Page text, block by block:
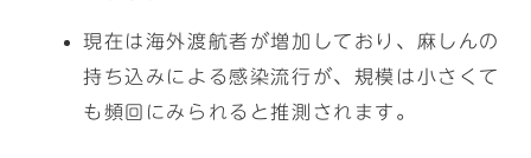
現在は海外渡航者が増加しており、麻しんの
持ち込みによる感染流行が、規模は小さくて
も頻回にみられると推測されます。